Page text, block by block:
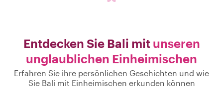
Entdecken Sie Bali mit unseren
unglaublichen Einheimischen
Erfahren Sie ihre persönlichen Geschichten und wie
Sie Bali mit Einheimischen erkunden können